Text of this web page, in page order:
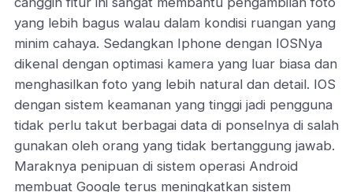
yang lebih bagus walau dalam kondisi ruangan yang
minim cahaya. Sedangkan Iphone dengan IOSNya
dikenal dengan optimasi kamera yang luar biasa dan
menghasilkan foto yang lebih natural dan detail. IOS
dengan sistem keamanan yang tinggi jadi pengguna
tidak perlu takut berbagai data di ponselnya di salah
gunakan oleh orang yang tidak bertanggung jawab.
Maraknya penipuan di sistem operasi Android
membuat Google terus meningkatkan sistem